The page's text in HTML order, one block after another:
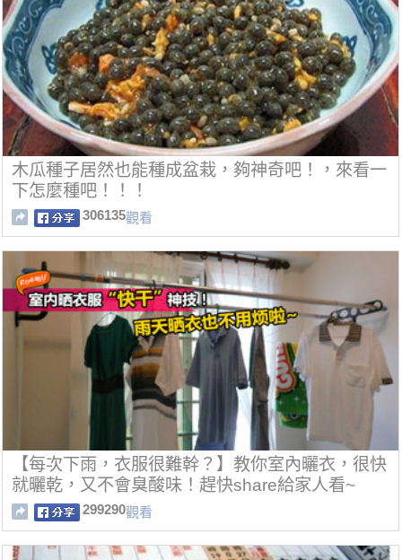
木瓜種子居然也能種成盆栽，夠神奇吧！，來看一
下怎麼種吧！！！
306135觀看
【每次下雨，衣服很難幹？】教你室內曬衣，很快
就曬乾，又不會臭酸味！趕快share給家人看~
299290觀看